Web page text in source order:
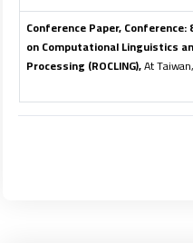
Conference Paper,
on Computational Linguistics
Processing (ROCLING),At